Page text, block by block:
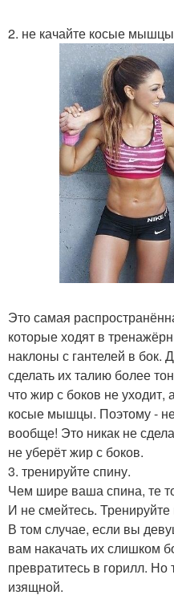
2. не качайте косые
Это самая
которые ходят в
наклоны с гантелей в бок.
сделать их талию более
что жир с боков не уходит,
косые мышцы. Поэтому -
вообще! Это никак не
не уберёт жир с боков.
3. тренируйте спину.
Чем шире ваша спина, те
И не смейтесь.
В том случае, если вы
вам накачать их слишком
превратитесь в горилл. Но
изящной.